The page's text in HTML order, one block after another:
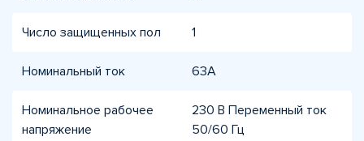
Число защищенных пол 1
Номинальный ток 63A
Номинальное рабочее
напряжение
230 В Переменный ток
50/60 Гц